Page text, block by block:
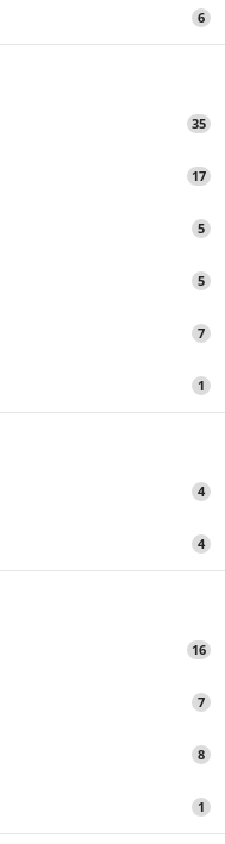
6
35
17
5
5
7
1
4
4
16
7
8
1